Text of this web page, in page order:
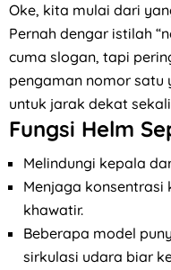
Oke, kita mulai dari
Pernah dengar istilah
cuma slogan, tapi
pengaman nomor satu
untuk jarak dekat
Fungsi Helm
Melindungi kepala
Menjaga konsentrasi
khawatir.
Beberapa model
sirkulasi udara biar